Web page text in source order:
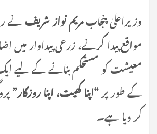
وزیراعلیٰ پنجابمریم نواز شریفنے
مواقع پیدا کرنے، زرعی پیداوار میں
معیشت کو مستحکم بنانے کے لیے
کے طور پر“اپنا کھیت، اپنا روزگار”
کر دیا ہے۔